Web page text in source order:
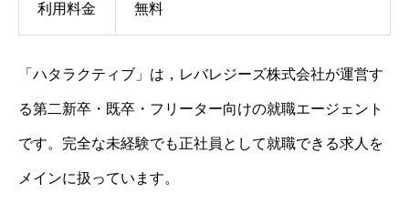
利用料金 無料
「ハタラクティブ」は，レバレジーズ株式会社が運営す
る第二新卒・既卒・フリーター向けの就職エージェント
です。完全な未経験でも正社員として就職できる求人を
メインに扱っています。